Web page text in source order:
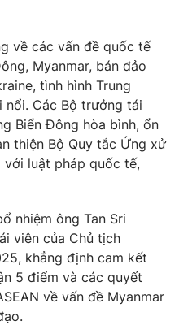
nếu không có sự chấp
VTV.vn khi phát hành lại
về các vấn đề quốc tế
Myanmar, bán đảo
tình hình Trung
Các Bộ trưởng tái
Biển Đông hòa bình, ổn
thiện Bộ Quy tắc Ứng xử
với luật pháp quốc tế,
nhiệm ông Tan Sri
viên của Chủ tịch
khẳng định cam kết
5 điểm và các quyết
về vấn đề Myanmar